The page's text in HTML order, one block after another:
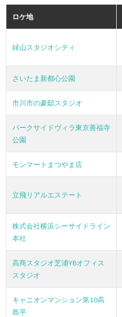
ロケ地
緑山スタジオシティ
さいたま新都心公園
市川市の豪邸スタジオ
パークサイドヴィラ東京善福寺
公園
モンマートまつやま店
立飛リアルエステート
株式会社横浜シーサイドライン
本社
高商スタジオ芝浦Y8オフィス
スタジオ
キャニオンマンション第10高
島平